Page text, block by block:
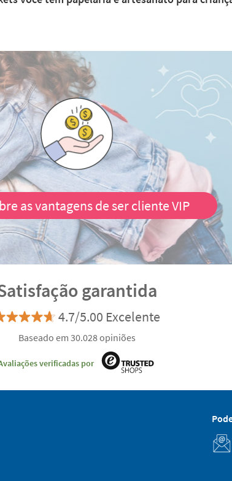
horas criando e aprendendo, você
imagina, marcadores de duas pontas para
você tem papelaria e artesanato para
as vantagens de ser cliente VIP
garantida